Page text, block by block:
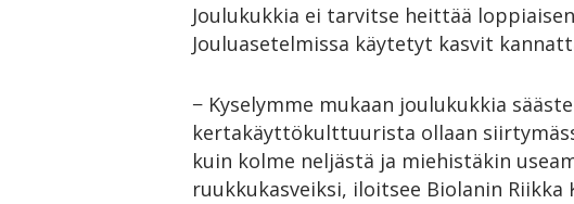
Joulukukkia ei tarvitse heittää
Jouluasetelmissa käytetyt kasvit
− Kyselymme mukaan joulukukkia
kertakäyttökulttuurista ollaan
kuin kolme neljästä ja miehistäkin
ruukkukasveiksi, iloitsee Biolanin Riikka